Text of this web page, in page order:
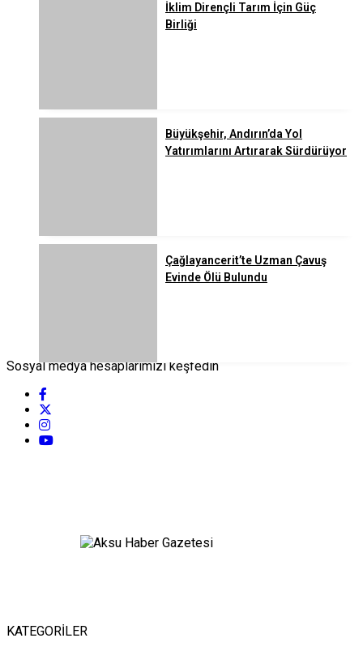
İklim Dirençli Tarım İçin Güç
Birliği
Büyükşehir, Andırın’da Yol
Yatırımlarını Artırarak Sürdürüyor
Çağlayancerit’te Uzman Çavuş
Evinde Ölü Bulundu
Sosyal medya hesaplarımızı keşfedin
KATEGORİLER